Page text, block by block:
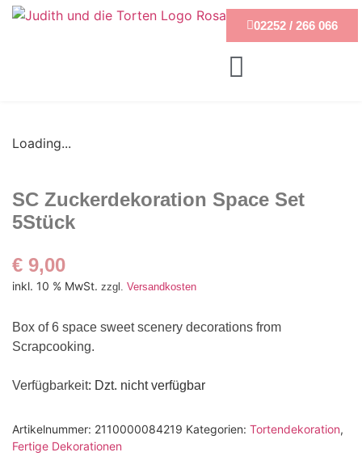
02252 / 266 066
Loading...
SC Zuckerdekoration Space Set
5Stück
€ 9,00
inkl. 10 % MwSt. zzgl. Versandkosten
Box of 6 space sweet scenery decorations from
Scrapcooking.
Verfügbarkeit: Dzt. nicht verfügbar
Artikelnummer: 2110000084219 Kategorien: Tortendekoration,
Fertige Dekorationen